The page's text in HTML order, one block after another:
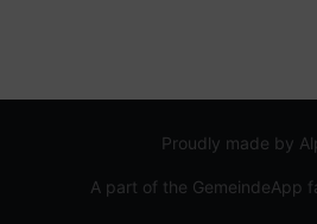
Proudly made by
A part of the GemeindeApp